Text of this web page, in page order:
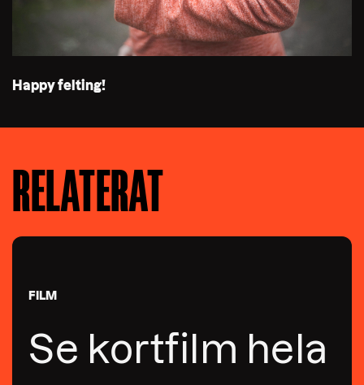
Happy felting!
RELATERAT
FILM
Se kortfilm hela